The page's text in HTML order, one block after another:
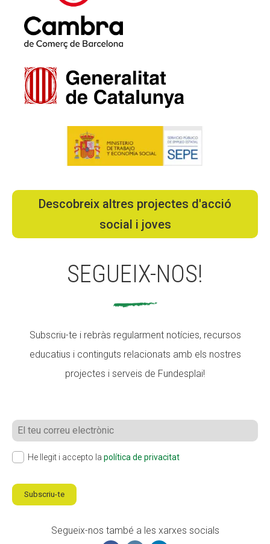
Descobreix altres projectes d'acció
social i joves
SEGUEIX-NOS!
Subscriu-te i rebràs regularment notícies, recursos
educatius i continguts relacionats amb els nostres
projectes i serveis de Fundesplai!
C
r
r
e
e
l
P
t
He llegit i accepto la política de privacitat
Subscriu-te
Segueix-nos també a les xarxes socials